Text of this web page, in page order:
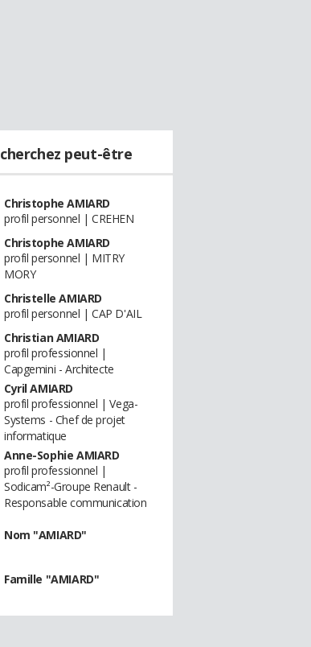
peut-être
Christophe AMIARD
profil personnel | CREHEN
Christophe AMIARD
profil personnel | MITRY
MORY
Christelle AMIARD
profil personnel | CAP D'AIL
Christian AMIARD
profil professionnel |
Capgemini - Architecte
Cyril AMIARD
profil professionnel | Vega-
Systems - Chef de projet
informatique
Anne-Sophie AMIARD
profil professionnel |
Sodicam²-Groupe Renault -
Responsable communication
Nom "AMIARD"
Famille "AMIARD"